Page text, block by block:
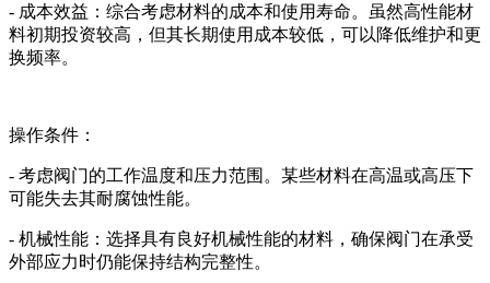
- 成本效益：综合考虑材料的成本和使用寿命。虽然高性能材
料初期投资较高，但其长期使用成本较低，可以降低维护和更
换频率。
操作条件：
- 考虑阀门的工作温度和压力范围。某些材料在高温或高压下
可能失去其耐腐蚀性能。
- 机械性能：选择具有良好机械性能的材料，确保阀门在承受
外部应力时仍能保持结构完整性。